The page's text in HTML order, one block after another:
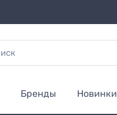
Бренды Новинки